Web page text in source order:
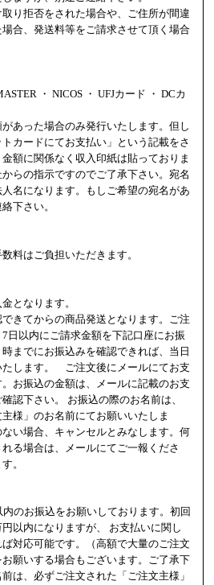
り拒否をされた場合や、ご住所が間違
合、発送料等をご請求させて頂く場合
・ NICOS ・ UFJカード ・ DCカ
あった場合のみ発行いたします。但し
カードにてお支払い」という記載をさ
額に関係なく収入印紙は貼っておりま
らの指示ですのでご了承下さい。宛名
名になります。もしご希望の宛名があ
下さい。
料はご負担いただきます。
となります。
きてからの商品発送となります。ご注
日以内にご請求金額を下記口座にお振
までにお振込みを確認できれば、当日
たします。 ご注文後にメールにてお支
お振込の金額は、メールに記載のお支
認下さい。 お振込の際のお名前は、
様」のお名前にてお願いいたしま
い場合、キャンセルとみなします。何
る場合は、メールにてご一報くださ
。
のお振込をお願いしております。初回
以内になりますが、 お支払いに関し
対応可能です。（高額で大量のご注文
願いする場合もございます。ご了承下
は、必ずご注文された「ご注文主様」